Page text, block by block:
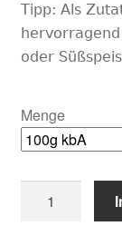
Tipp: Als
oder
Menge
aromatisch